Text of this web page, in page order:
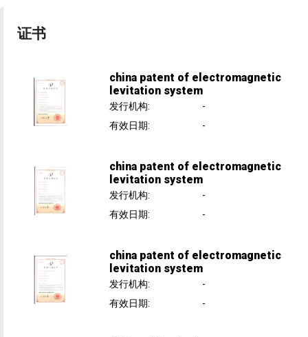
证书
china patent of electromagnetic
levitation system
发行机构:
-
有效日期: -
china patent of electromagnetic
levitation system
发行机构:
-
有效日期: -
china patent of electromagnetic
levitation system
发行机构:
-
有效日期: -